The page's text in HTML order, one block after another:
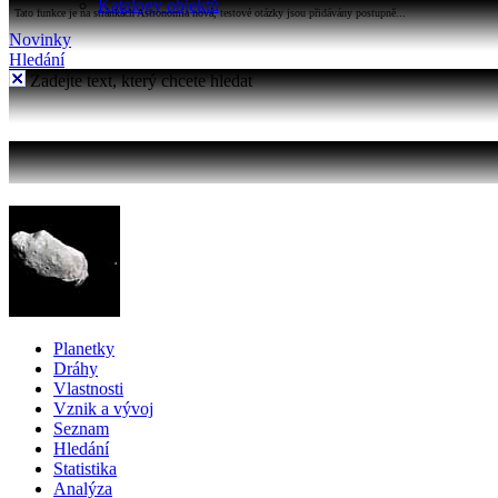
Katalogy objektů
Tato funkce je na stránkách Astronomia nová, testové otázky jsou přidávány postupně...
Novinky
Hledání
Zadejte text, který chcete hledat
Planetky
Dráhy
Vlastnosti
Vznik a vývoj
Seznam
Hledání
Statistika
Analýza